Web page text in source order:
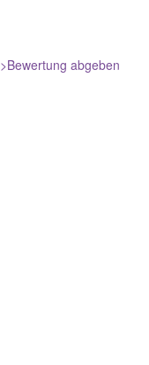
>Bewertung abgeben